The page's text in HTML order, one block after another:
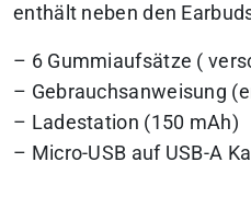
enthält neben den
– 6 Gummiaufsätze (
– Gebrauchsanweisung
– Ladestation (150 mAh)
– Micro-USB auf USB-A